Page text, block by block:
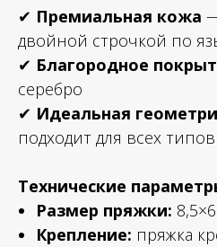
✔ Премиальная кожа
двойной строчкой по
✔ Благородное
серебро
✔ Идеальная
подходит для всех
Технические
Размер пряжки:
Крепление: пряжка